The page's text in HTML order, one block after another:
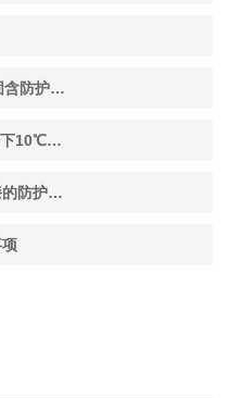
海虹老人555CN氟碳面漆高固含防护面漆
海虹老人牌环氧漆15570：零下10℃低温固化
环氧云铁中间漆与普通中间漆的防护差异解析